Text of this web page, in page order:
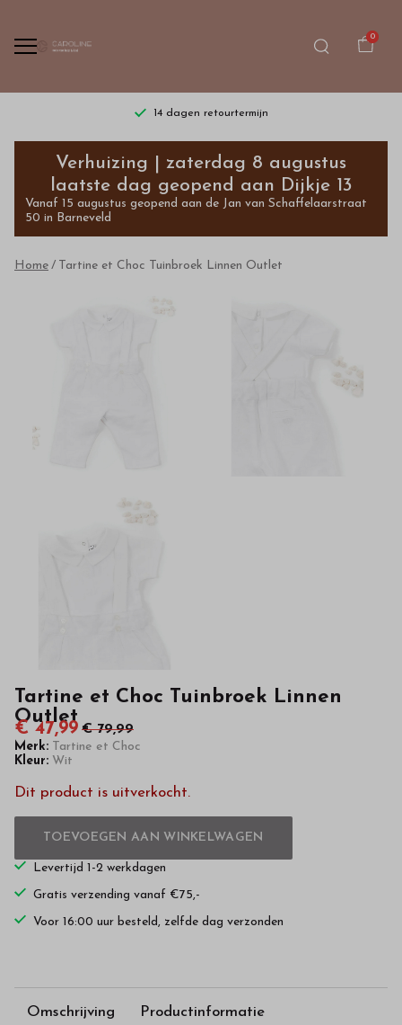
0
14 dagen retourtermijn
Tartine
et
Choc
Tuinbroek
kinderkleding
kwaliteit
Verhuizing | zaterdag 8 augustus
laatste dag geopend aan Dijkje 13
Vanaf 15 augustus geopend aan de Jan van Schaffelaarstraat
50 in Barneveld
Home Tartine et Choc Tuinbroek Linnen Outlet
Tartine et Choc Tuinbroek Linnen
Outlet
€ 47,99 € 79,99
Merk: Tartine et Choc
Kleur: Wit
Dit product is uitverkocht.
TOEVOEGEN AAN WINKELWAGEN
Levertijd 1-2 werkdagen
Gratis verzending vanaf €75,-
Voor 16:00 uur besteld, zelfde dag verzonden
Omschrijving Productinformatie